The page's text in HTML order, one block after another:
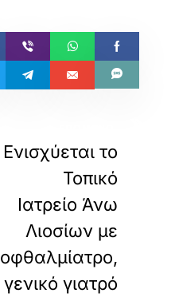
Ενισχύεται το
Τοπικό
Ιατρείο Άνω
Λιοσίων με
οφθαλμίατρο,
γενικό γιατρό